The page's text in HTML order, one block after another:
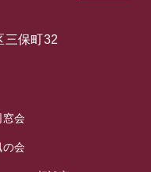
三保町32
窓会
の会